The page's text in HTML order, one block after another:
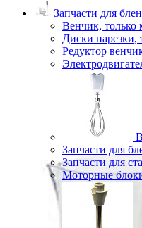
Запчасти для
Венчик, только
Диски нарезки,
Редуктор
Запчасти для
Запчасти для
Моторные